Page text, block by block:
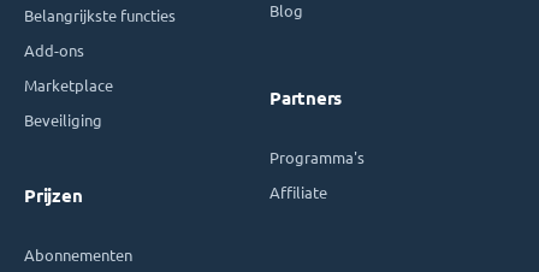
Belangrijkste functies
Add-ons
Marketplace
Beveiliging
Prijzen
Abonnementen
Blog
Partners
Programma's
Affiliate